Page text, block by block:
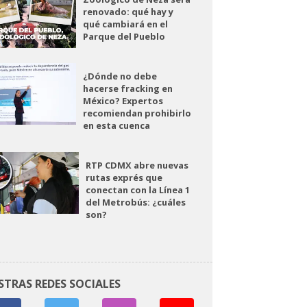
renovado: qué hay y
qué cambiará en el
Parque del Pueblo
¿Dónde no debe
hacerse fracking en
México? Expertos
recomiendan prohibirlo
en esta cuenca
RTP CDMX abre nuevas
rutas exprés que
conectan con la Línea 1
del Metrobús: ¿cuáles
son?
REDES SOCIALES